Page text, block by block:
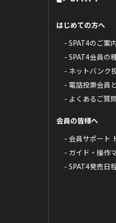
はじめての方へ
- SPAT4のご案
- SPAT4会員の
- ネットバンク
- 電話投票会員
- よくあるご質
会員の皆様へ
- 会員サポート
- ガイド・操作
- SPAT4発売日